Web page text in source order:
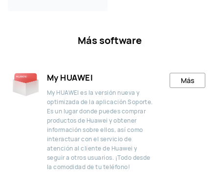
Más software
My HUAWEI
My HUAWEI es la versión nueva y
optimizada de la aplicación Soporte.
Es un lugar donde puedes comprar
productos de Huawei y obtener
información sobre ellos, así como
interactuar con el servicio de
atención al cliente de Huawei y
seguir a otros usuarios. ¡Todo desde
la comodidad de tu teléfono!
Más